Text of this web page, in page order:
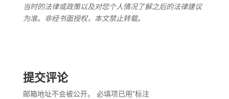
当时的法律或政策以及对您个人情况了解之后的法律建议
为准。非经书面授权，本文禁止转载。
提交评论
邮箱地址不会被公开。 必填项已用*标注